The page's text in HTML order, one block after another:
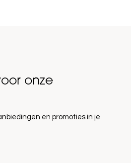
onze
en promoties in je